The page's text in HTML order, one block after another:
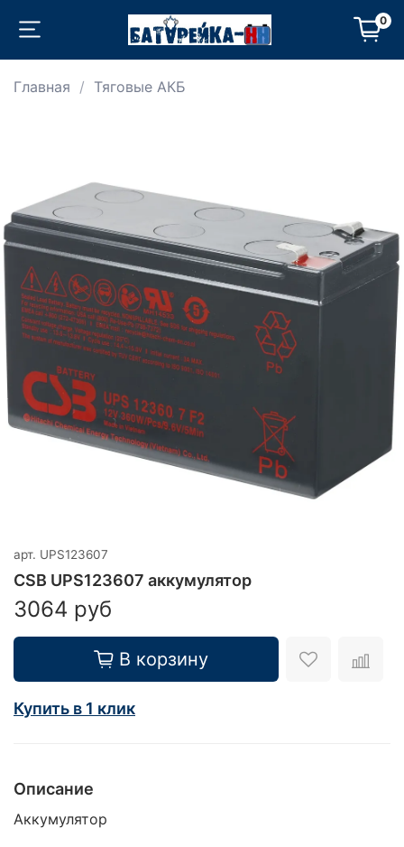
0
Главная Тяговые АКБ
арт. UPS123607
CSB UPS123607 аккумулятор
3064 руб
В корзину
Купить в 1 клик
Описание
Аккумулятор